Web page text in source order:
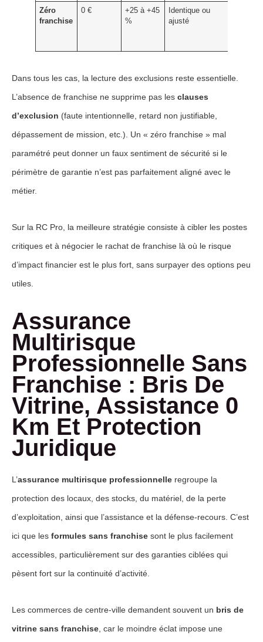
Zéro
franchise
0 €
+25 à +45
%
Identique ou
ajusté
Dans tous les cas, la lecture des exclusions reste essentielle.
L’absence de franchise ne supprime pas les clauses
d’exclusion (faute intentionnelle, retard non justifiable,
dépassement de mission, etc.). Un « zéro franchise » mal
paramétré peut donner un faux sentiment de sécurité si le
périmètre de garantie n’est pas parfaitement aligné avec le
métier.
Sur la RC Pro, la meilleure stratégie consiste à cibler les postes
critiques et à négocier le rachat de franchise là où le risque
d’impact financier est le plus fort, sans surpayer des options peu
utiles.
Assurance
Multirisque
Professionnelle Sans
Franchise : Bris De
Vitrine, Assistance 0
Km Et Protection
Juridique
L’assurance multirisque professionnelle regroupe la
protection des locaux, des stocks, du matériel, de la perte
d’exploitation, ainsi que l’assistance et la défense-recours. C’est
ici que les formules sans franchise sont le plus facilement
accessibles, particulièrement sur des garanties ciblées qui
pèsent fort sur la continuité d’activité.
Les commerces de centre-ville demandent souvent un bris de
vitrine sans franchise , car le moindre éclat impose une